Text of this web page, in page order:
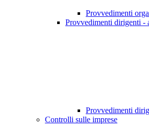
Provvedimenti
Provvedimenti dirigenti -
Provvedimenti
Controlli sulle imprese